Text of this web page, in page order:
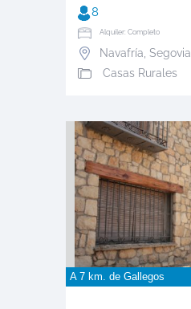
8
Alquiler: Completo
Navafría Segovia
Casas Rurales
A 7 km. de Gallegos